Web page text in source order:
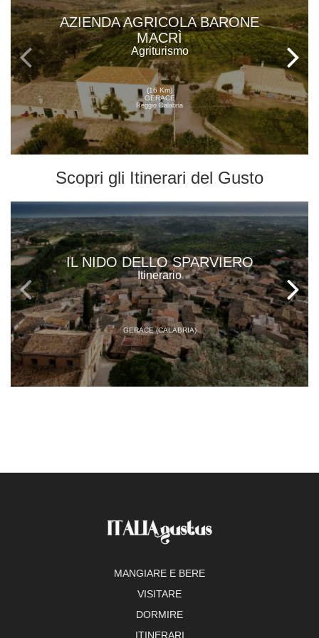
AZIENDA AGRICOLA BARONE
MACRÌ
Agriturismo
(16 Km)
GERACE
Reggio Calabria
Scopri gli Itinerari del Gusto
IL NIDO DELLO SPARVIERO
Itinerario
GERACE (CALABRIA)
MANGIARE E BERE
VISITARE
DORMIRE
ITINERARI